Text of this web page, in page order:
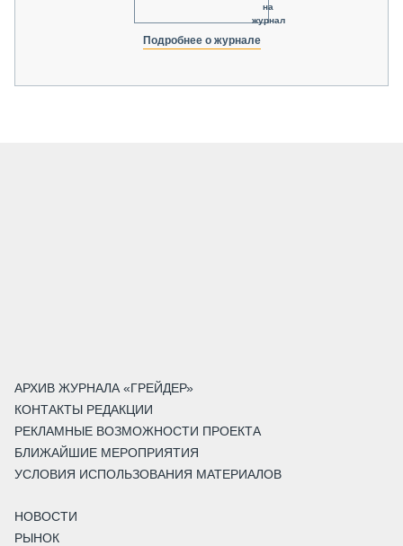
на
журнал
Подробнее о журнале
АРХИВ ЖУРНАЛА «ГРЕЙДЕР»
КОНТАКТЫ РЕДАКЦИИ
РЕКЛАМНЫЕ ВОЗМОЖНОСТИ ПРОЕКТА
БЛИЖАЙШИЕ МЕРОПРИЯТИЯ
УСЛОВИЯ ИСПОЛЬЗОВАНИЯ МАТЕРИАЛОВ
НОВОСТИ
РЫНОК